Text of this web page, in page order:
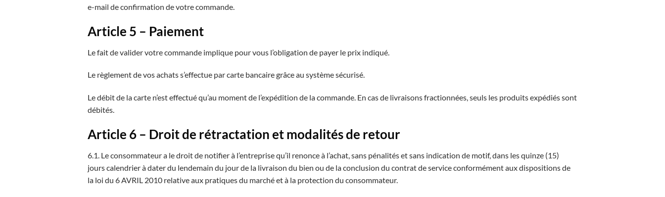
e-mail de confirmation de votre commande.
Article 5 – Paiement
Le fait de valider votre commande implique pour vous l’obligation de payer le prix indiqué.
Le règlement de vos achats s’effectue par carte bancaire grâce au système sécurisé.
Le débit de la carte n’est effectué qu’au moment de l’expédition de la commande. En cas de livraisons fractionnées, seuls les produits expédiés sont
débités.
Article 6 – Droit de rétractation et modalités de retour
6.1. Le consommateur a le droit de notifier à l’entreprise qu’il renonce à l’achat, sans pénalités et sans indication de motif, dans les quinze (15)
jours calendrier à dater du lendemain du jour de la livraison du bien ou de la conclusion du contrat de service conformément aux dispositions de
la loi du 6 AVRIL 2010 relative aux pratiques du marché et à la protection du consommateur.